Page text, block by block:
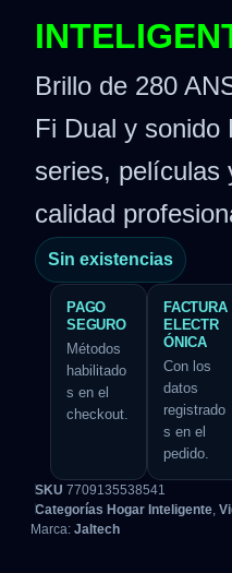
Brillo de 280
Fi Dual y sonido
series, películas
calidad
Sin existencias
PAGO
SEGURO
Métodos
habilitado
s en el
checkout.
FACTURA
ELECTR
ÓNICA
Con los
datos
registrado
s en el
pedido.
SKU 7709135538541
Categorías Hogar Inteligente,
Marca: Jaltech